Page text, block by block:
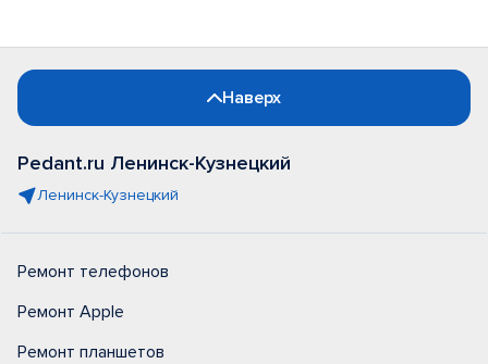
Наверх
Pedant.ru Ленинск-Кузнецкий
Ленинск-Кузнецкий
Ремонт телефонов
Ремонт Apple
Ремонт планшетов